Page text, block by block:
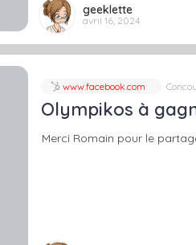
geeklette
avril 16, 2024
www.facebook.com
Olympikos à
Merci Romain pour le